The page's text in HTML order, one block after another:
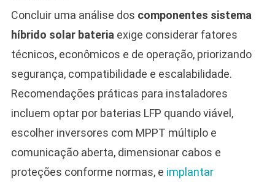
Concluir uma análise dos componentes sistema
híbrido solar bateria exige considerar fatores
técnicos, econômicos e de operação, priorizando
segurança, compatibilidade e escalabilidade.
Recomendações práticas para instaladores
incluem optar por baterias LFP quando viável,
escolher inversores com MPPT múltiplo e
comunicação aberta, dimensionar cabos e
proteções conforme normas, e implantar